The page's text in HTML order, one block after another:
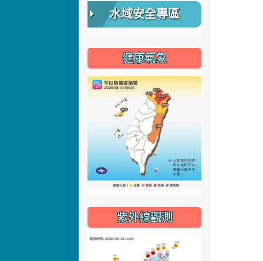
水域安全專區
健康氣象
紫外線觀測